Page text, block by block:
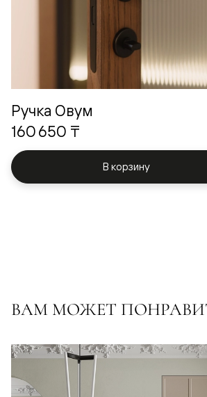
Ручка Овум
160 650 ₸
В корзину
ВАМ МОЖЕТ